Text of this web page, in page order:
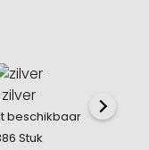
zilver
beschikbaar
Stuk